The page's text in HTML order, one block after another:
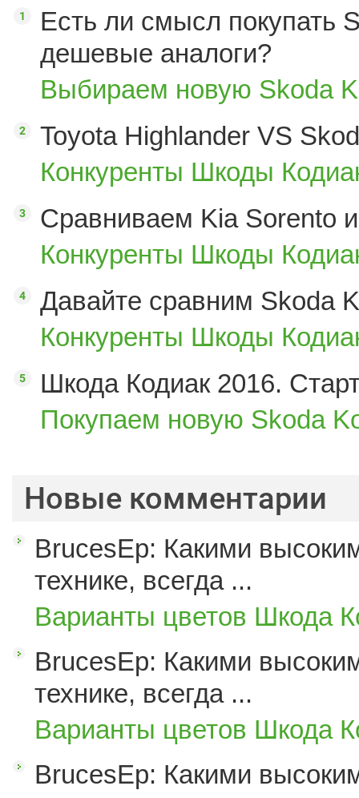
Есть ли смысл покупать
дешевые аналоги?
Выбираем новую Skoda
Toyota Highlander VS
Конкуренты Шкоды
Сравниваем Kia Sorento
Конкуренты Шкоды
Давайте сравним Skoda
Конкуренты Шкоды
Шкода Кодиак 2016.
Покупаем новую Skoda
Новые комментарии
BrucesEp: Какими
технике, всегда ...
Варианты цветов Шкода
BrucesEp: Какими
технике, всегда ...
Варианты цветов Шкода
BrucesEp: Какими